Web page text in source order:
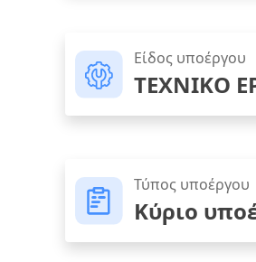
Είδος υποέργου
ΤΕΧΝΙΚΟ
Τύπος υποέργου
Κύριο